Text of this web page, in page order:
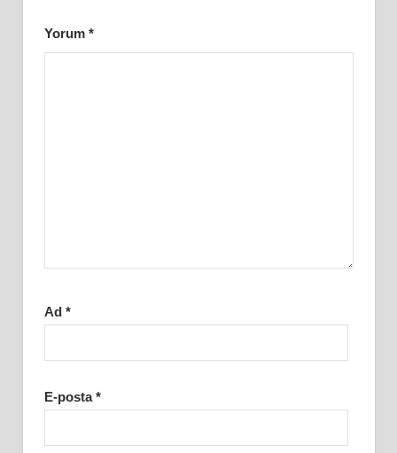
Yorum *
Ad *
E-posta*